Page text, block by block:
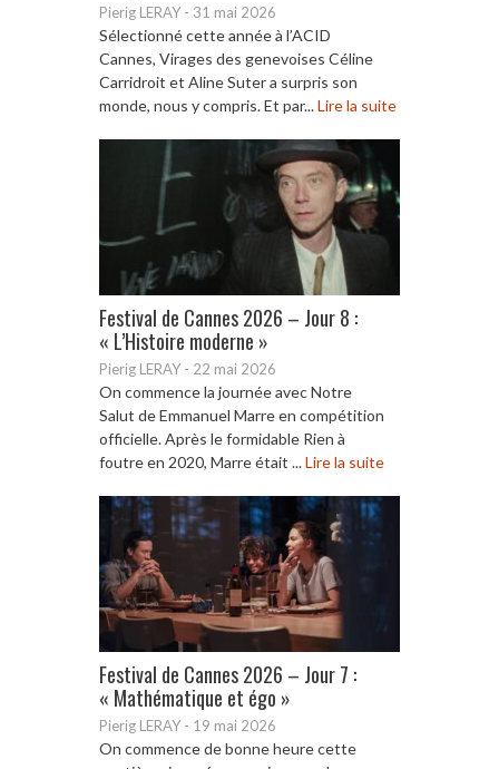
Pierig LERAY - 31 mai 2026
Sélectionné cette année à l’ACID
Cannes, Virages des genevoises Céline
Carridroit et Aline Suter a surpris son
monde, nous y compris. Et par...Lire la suite
Festival de Cannes 2026 – Jour 8 :
« L’Histoire moderne »
Pierig LERAY - 22 mai 2026
On commence la journée avec Notre
Salut de Emmanuel Marre en compétition
officielle. Après le formidable Rien à
foutre en 2020, Marre était ...Lire la suite
Festival de Cannes 2026 – Jour 7 :
« Mathématique et égo »
Pierig LERAY - 19 mai 2026
On commence de bonne heure cette